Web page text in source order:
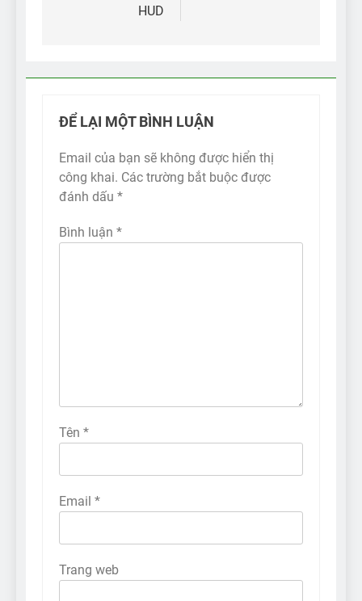
HUD
ĐỂ LẠI MỘT BÌNH LUẬN
Email của bạn sẽ không được hiển thị
công khai. Các trường bắt buộc được
đánh dấu *
Bình luận *
Tên *
Email *
Trang web